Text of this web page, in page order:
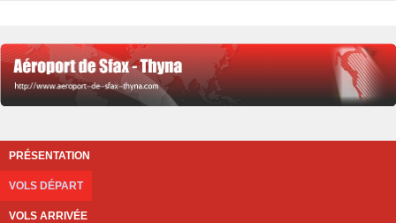
PRÉSENTATION
VOLS DÉPART
VOLS ARRIVÉE